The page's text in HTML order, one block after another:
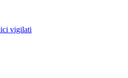
vigilati